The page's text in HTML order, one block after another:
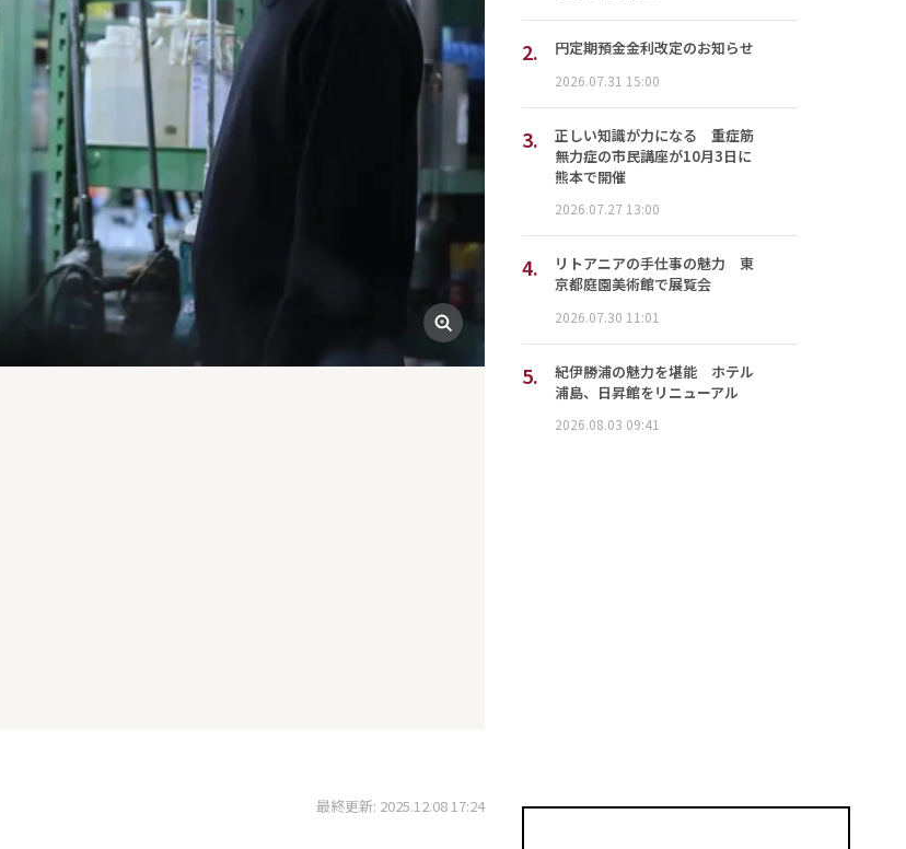
最終更新: 2025.12.08 17:24
2. 円定期預金金利改定のお知らせ
2026.07.31 15:00
3.
正しい知識が力になる 重症筋
無力症の市民講座が10月3日に
熊本で開催
2026.07.27 13:00
4.
リトアニアの手仕事の魅力 東
京都庭園美術館で展覧会
2026.07.30 11:01
5.
紀伊勝浦の魅力を堪能 ホテル
浦島、日昇館をリニューアル
2026.08.03 09:41